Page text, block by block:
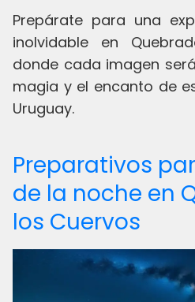
Prepárate para una
inolvidable en
donde cada imagen
magia y el encanto de
Uruguay.
Preparativos
de la noche en
los Cuervos